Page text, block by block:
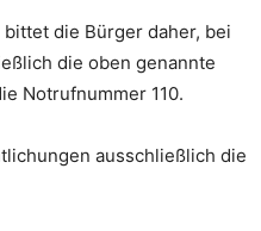
die Bürger daher, bei
die oben genannte
Notrufnummer 110.
ausschließlich die